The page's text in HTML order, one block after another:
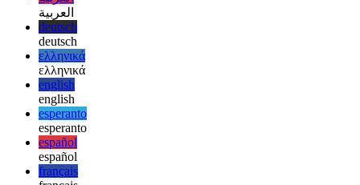
afrikaans
afrikaans
العربية
العربية
deutsch
deutsch
ελληνικά
ελληνικά
english
english
esperanto
esperanto